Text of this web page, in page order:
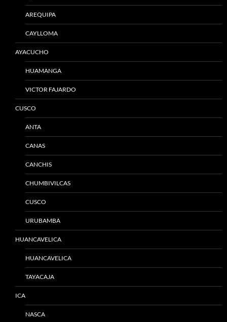
AREQUIPA
CAYLLOMA
AYACUCHO
HUAMANGA
VICTOR FAJARDO
CUSCO
ANTA
CANAS
CANCHIS
CHUMBIVILCAS
CUSCO
URUBAMBA
HUANCAVELICA
HUANCAVELICA
TAYACAJA
ICA
NASCA